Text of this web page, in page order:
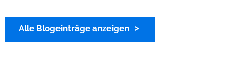
Alle Blogeinträge anzeigen